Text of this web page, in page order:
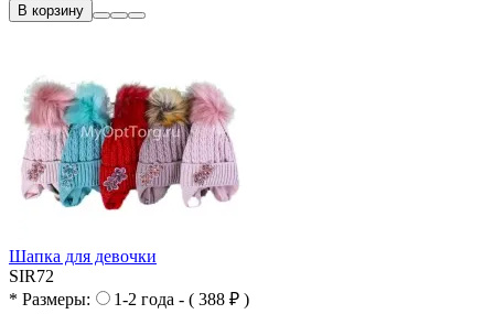
В корзину
Шапка для девочки
SIR72
* Размеры:
1-2 года - ( 388 ₽ )